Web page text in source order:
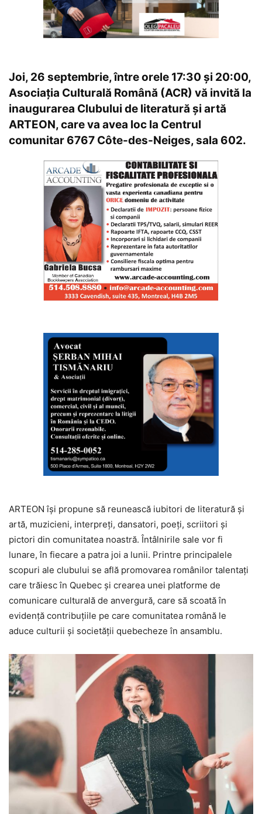
Joi, 26 septembrie, între orele 17:30 și 20:00,
Asociația Culturală Română (ACR) vă invită la
inaugurarea Clubului de literatură și artă
ARTEON, care va avea loc la Centrul
comunitar 6767 Côte-des-Neiges, sala 602.
ARTEON își propune să reunească iubitori de literatură și
artă, muzicieni, interpreți, dansatori, poeți, scriitori și
pictori din comunitatea noastră. Întâlnirile sale vor fi
lunare, în fiecare a patra joi a lunii. Printre principalele
scopuri ale clubului se află promovarea românilor talentați
care trăiesc în Quebec și crearea unei platforme de
comunicare culturală de anvergură, care să scoată în
evidență contribuțiile pe care comunitatea română le
aduce culturii și societății quebecheze în ansamblu.